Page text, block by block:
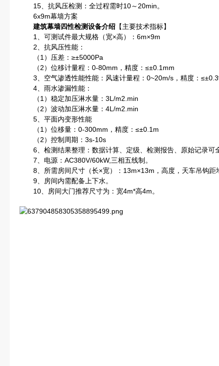
15、抗风压检测：全过程需时10～20min。
6x9m幕墙方案
建筑幕墙四性检测设备介绍 【主要技术指标】
1、可测试件最大规格（宽×高）：6m×9m
2、抗风压性能：
（1）压差：≥±5000Pa
（2）位移计量程：0-80mm，精度：≤±0.1mm
3、空气渗透性能性能：风速计量程：0~20m/s，精度：
4、雨水渗漏性能：
（1）稳定加压淋水量：3L/m2.min
（2）波动加压淋水量：4L/m2.min
5、平面内变形性能
（1）位移量：0-300mm，精度：≤±0.1m
（2）控制周期：3s-10s
6、检测结果整理：数据计算、定级、检测报告、原始记录可
7、电源：AC380V/60kW,三相五线制。
8、所需房间尺寸（长×宽）：13m×13m，高度，天车吊钩距
9、房间内需配备上下水。
10、房间大门推荐尺寸为：宽4m*高4m。